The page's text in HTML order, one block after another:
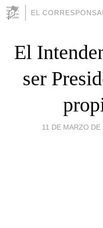
EL CORRESPONSAL
El
ser
11 DE MARZO